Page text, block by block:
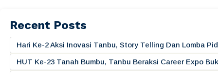
Recent Posts
Hari Ke-2 Aksi Inovasi Tanbu, Story Telling Dan Lomba
HUT Ke-23 Tanah Bumbu, Tanbu Beraksi Career Expo